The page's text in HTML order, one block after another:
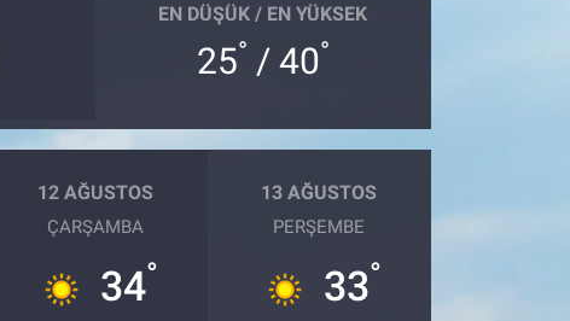
EN DÜŞÜK / EN YÜKSEK
25° / 40°
12 AĞUSTOS
ÇARŞAMBA
34°
13 AĞUSTOS
PERŞEMBE
33°